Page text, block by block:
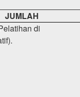
JUMLAH
di